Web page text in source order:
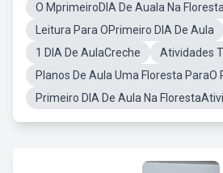
O MprimeiroDIA De Auala Na Floresta
Leitura Para OPrimeiro DIA De Aula
1 DIA De AulaCreche
Atividades
Planos De Aula Uma Floresta ParaO
Primeiro DIA De Aula Na